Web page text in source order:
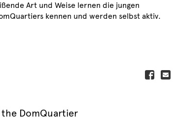
Art und Weise lernen die jungen
kennen und werden selbst aktiv.
DomQuartier